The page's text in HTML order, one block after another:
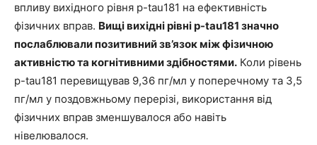
впливу вихідного рівня p-tau181 на ефективність
фізичних вправ. Вищі вихідні рівні p-tau181 значно
послаблювали позитивний зв’язок між фізичною
активністю та когнітивними здібностями. Коли рівень
p-tau181 перевищував 9,36 пг/мл у поперечному та 3,5
пг/мл у поздовжньому перерізі, використання від
фізичних вправ зменшувалося або навіть
нівелювалося.